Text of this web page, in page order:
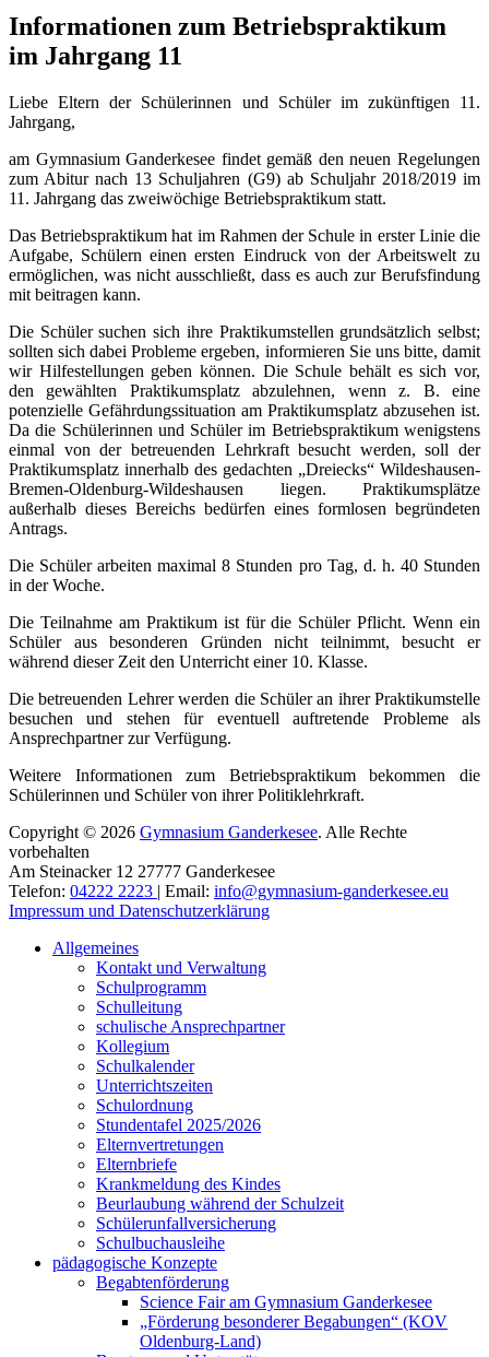
Informationen zum Betriebspraktikum
im Jahrgang 11
Liebe Eltern der Schülerinnen und Schüler im zukünftigen 11.
Jahrgang,
am Gymnasium Ganderkesee findet gemäß den neuen Regelungen
zum Abitur nach 13 Schuljahren (G9) ab Schuljahr 2018/2019 im
11. Jahrgang das zweiwöchige Betriebspraktikum statt.
Das Betriebspraktikum hat im Rahmen der Schule in erster Linie die
Aufgabe, Schülern einen ersten Eindruck von der Arbeitswelt zu
ermöglichen, was nicht ausschließt, dass es auch zur Berufsfindung
mit beitragen kann.
Die Schüler suchen sich ihre Praktikumstellen grundsätzlich selbst;
sollten sich dabei Probleme ergeben, informieren Sie uns bitte, damit
wir Hilfestellungen geben können. Die Schule behält es sich vor,
den gewählten Praktikumsplatz abzulehnen, wenn z. B. eine
potenzielle Gefährdungssituation am Praktikumsplatz abzusehen ist.
Da die Schülerinnen und Schüler im Betriebspraktikum wenigstens
einmal von der betreuenden Lehrkraft besucht werden, soll der
Praktikumsplatz innerhalb des gedachten „Dreiecks“ Wildeshausen-
Bremen-Oldenburg-Wildeshausen liegen. Praktikumsplätze
außerhalb dieses Bereichs bedürfen eines formlosen begründeten
Antrags.
Die Schüler arbeiten maximal 8 Stunden pro Tag, d. h. 40 Stunden
in der Woche.
Die Teilnahme am Praktikum ist für die Schüler Pflicht. Wenn ein
Schüler aus besonderen Gründen nicht teilnimmt, besucht er
während dieser Zeit den Unterricht einer 10. Klasse.
Die betreuenden Lehrer werden die Schüler an ihrer Praktikumstelle
besuchen und stehen für eventuell auftretende Probleme als
Ansprechpartner zur Verfügung.
Weitere Informationen zum Betriebspraktikum bekommen die
Schülerinnen und Schüler von ihrer Politiklehrkraft.
Copyright © 2026 Gymnasium Ganderkesee. Alle Rechte
vorbehalten
Am Steinacker 12 27777 Ganderkesee
Telefon: 04222 2223 | Email: info@gymnasium-ganderkesee.eu
Impressum und Datenschutzerklärung
oben
Allgemeines
Kontakt und Verwaltung
Schulprogramm
Schulleitung
schulische Ansprechpartner
Kollegium
Schulkalender
Unterrichtszeiten
Schulordnung
Stundentafel 2025/2026
Elternvertretungen
Elternbriefe
Krankmeldung des Kindes
Beurlaubung während der Schulzeit
Schülerunfallversicherung
Schulbuchausleihe
pädagogische Konzepte
Begabtenförderung
Science Fair am Gymnasium Ganderkesee
„Förderung besonderer Begabungen“ (KOV
Oldenburg-Land)